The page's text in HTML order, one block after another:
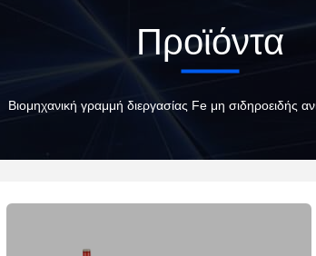
Προϊόντα
Βιομηχανική γραμμή διεργασίας Fe μη σιδηροειδής